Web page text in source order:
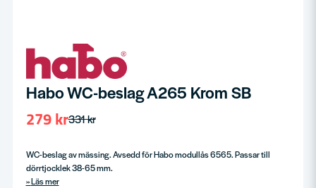
Habo WC-beslag A265 Krom SB
331 kr
279 kr
WC-beslag av mässing. Avsedd för Habo modullås 6565. Passar till
dörrtjocklek 38-65 mm.
Läs mer